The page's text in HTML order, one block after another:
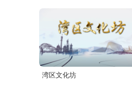
湾区文化坊